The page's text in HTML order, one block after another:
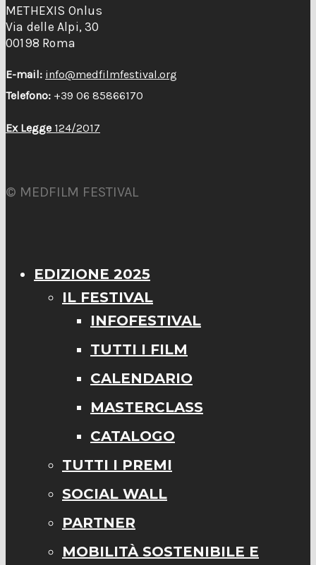
METHEXIS Onlus
Via delle Alpi, 30
00198 Roma
E-mail: info@medfilmfestival.org
Telefono: +39 06 85866170
Ex Legge 124/2017
© MEDFILM FESTIVAL
EDIZIONE 2025
IL FESTIVAL
INFOFESTIVAL
TUTTI I FILM
CALENDARIO
MASTERCLASS
CATALOGO
TUTTI I PREMI
SOCIAL WALL
PARTNER
MOBILITÀ SOSTENIBILE E